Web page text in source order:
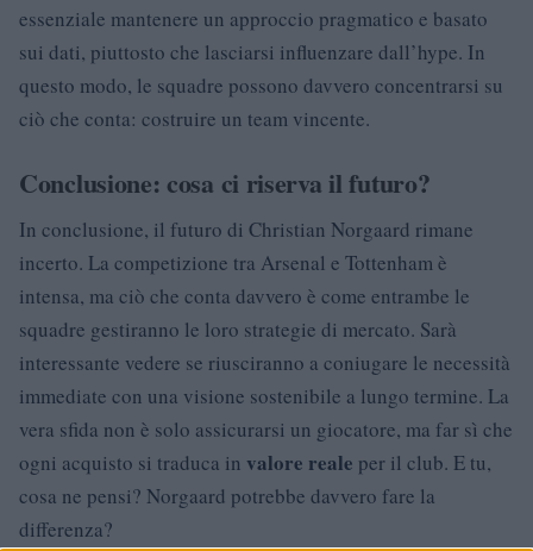
essenziale mantenere un approccio pragmatico e basato
sui dati, piuttosto che lasciarsi influenzare dall’hype. In
questo modo, le squadre possono davvero concentrarsi su
ciò che conta: costruire un team vincente.
Conclusione: cosa ci riserva il futuro?
In conclusione, il futuro di Christian Norgaard rimane
incerto. La competizione tra Arsenal e Tottenham è
intensa, ma ciò che conta davvero è come entrambe le
squadre gestiranno le loro strategie di mercato. Sarà
interessante vedere se riusciranno a coniugare le necessità
immediate con una visione sostenibile a lungo termine. La
vera sfida non è solo assicurarsi un giocatore, ma far sì che
ogni acquisto si traduca in valore reale per il club. E tu,
cosa ne pensi? Norgaard potrebbe davvero fare la
differenza?